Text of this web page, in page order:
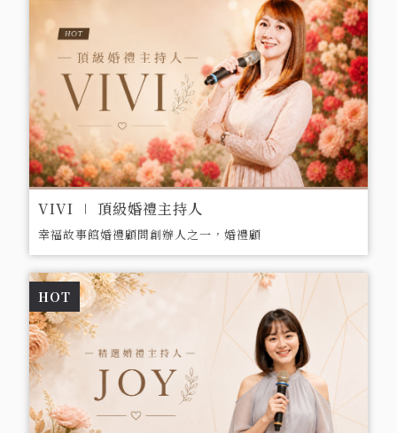
VIVI ∣ 頂級婚禮主持人
幸福故事館婚禮顧問創辦人之一，婚禮顧
問&婚禮主持經歷14年，執行超過1200
場以上婚禮。多家媒體採訪，自然親切如
好朋友般的婚禮主持，倍受新人推薦好
評。
HOT